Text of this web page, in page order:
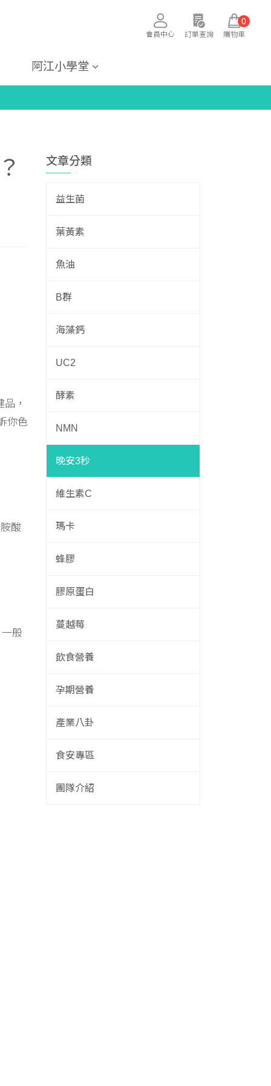
阿江小學堂
會員中心 訂單查詢
0
購物車
，
你色
酸
般
文章分類
益生菌
葉黃素
魚油
B群
海藻鈣
UC2
酵素
NMN
晚安3秒
維生素C
瑪卡
蜂膠
膠原蛋白
蔓越莓
飲食營養
孕期營養
產業八卦
食安專區
團隊介紹